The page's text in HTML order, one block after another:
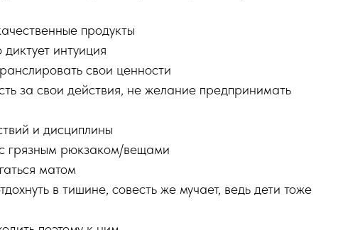
продукты
интуиция
свои ценности
за свои действия, не желание предпринимать
и дисциплины
грязным рюкзаком/вещами
матом
в тишине, совесть же мучает, ведь дети тоже